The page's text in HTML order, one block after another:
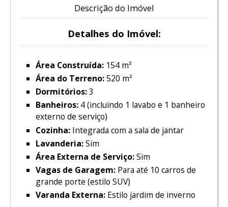
Descrição do Imóvel
Detalhes do Imóvel:
Área Construída: 154 m²
Área do Terreno:520 m²
Dormitórios:3
Banheiros: 4 (incluindo 1 lavabo e 1 banheiro
externo de serviço)
Cozinha: Integrada com a sala de jantar
Lavanderia:Sim
Área Externa de Serviço:Sim
Vagas de Garagem: Para até 10 carros de
grande porte (estilo SUV)
Varanda Externa: Estilo jardim de inverno